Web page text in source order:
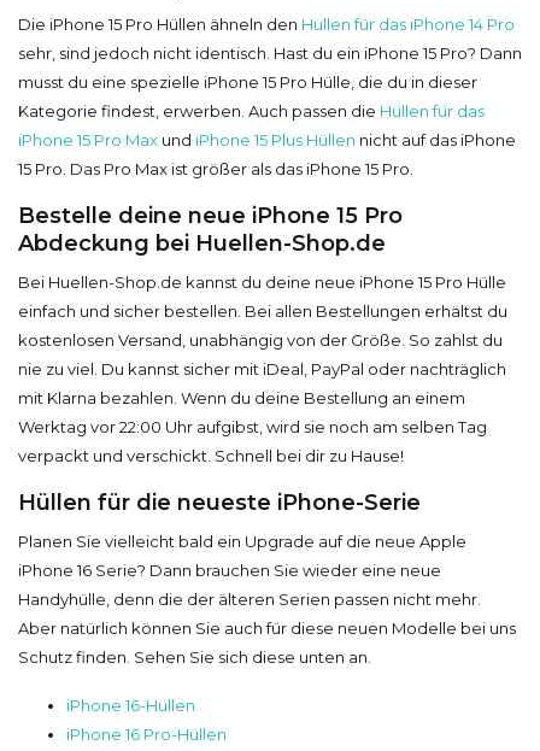
Die iPhone 15 Pro Hüllen ähneln den Hüllen für das iPhone 14 Pro
sehr, sind jedoch nicht identisch. Hast du ein iPhone 15 Pro? Dann
musst du eine spezielle iPhone 15 Pro Hülle, die du in dieser
Kategorie findest, erwerben. Auch passen die Hüllen für das
iPhone 15 Pro Max und iPhone 15 Plus Hüllen nicht auf das iPhone
15 Pro. Das Pro Max ist größer als das iPhone 15 Pro.
Bestelle deine neue iPhone 15 Pro
Abdeckung bei Huellen-Shop.de
Bei Huellen-Shop.de kannst du deine neue iPhone 15 Pro Hülle
einfach und sicher bestellen. Bei allen Bestellungen erhältst du
kostenlosen Versand, unabhängig von der Größe. So zahlst du
nie zu viel. Du kannst sicher mit iDeal, PayPal oder nachträglich
mit Klarna bezahlen. Wenn du deine Bestellung an einem
Werktag vor 22:00 Uhr aufgibst, wird sie noch am selben Tag
verpackt und verschickt. Schnell bei dir zu Hause!
Hüllen für die neueste iPhone-Serie
Planen Sie vielleicht bald ein Upgrade auf die neue Apple
iPhone 16 Serie? Dann brauchen Sie wieder eine neue
Handyhülle, denn die der älteren Serien passen nicht mehr.
Aber natürlich können Sie auch für diese neuen Modelle bei uns
Schutz finden. Sehen Sie sich diese unten an.
iPhone 16-Hüllen
iPhone 16 Pro-Hüllen